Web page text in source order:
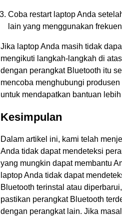
Coba restart laptop Anda
lain yang menggunakan
Jika laptop Anda masih tidak
mengikuti langkah-langkah di
dengan perangkat Bluetooth itu
mencoba menghubungi
untuk mendapatkan bantuan
Kesimpulan
Dalam artikel ini, kami telah
Anda tidak dapat mendeteksi
yang mungkin dapat membantu
laptop Anda tidak dapat
Bluetooth terinstal atau
pastikan perangkat Bluetooth
dengan perangkat lain. Jika